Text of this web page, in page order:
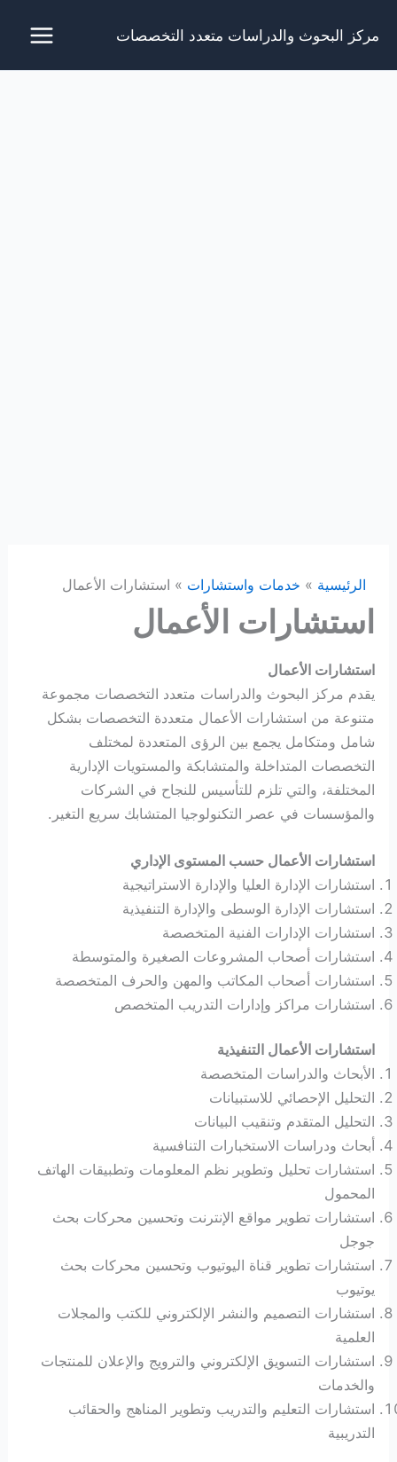
مركز البحوث والدراسات متعدد التخصصات
الرئيسية خدمات واستشارات استشارات الأعمال
استشارات الأعمال
استشارات الأعمال
يقدم مركز البحوث والدراسات متعدد التخصصات مجموعة
متنوعة من استشارات الأعمال متعددة التخصصات بشكل
شامل ومتكامل يجمع بين الرؤى المتعددة لمختلف
التخصصات المتداخلة والمتشابكة والمستويات الإدارية
المختلفة، والتي تلزم للتأسيس للنجاح في الشركات
والمؤسسات في عصر التكنولوجيا المتشابك سريع التغير.
استشارات الأعمال حسب المستوى الإداري
استشارات الإدارة العليا والإدارة الاستراتيجية
استشارات الإدارة الوسطى والإدارة التنفيذية
استشارات الإدارات الفنية المتخصصة
استشارات أصحاب المشروعات الصغيرة والمتوسطة
استشارات أصحاب المكاتب والمهن والحرف المتخصصة
استشارات مراكز وإدارات التدريب المتخصص
استشارات الأعمال التنفيذية
الأبحاث والدراسات المتخصصة
التحليل الإحصائي للاستبيانات
التحليل المتقدم وتنقيب البيانات
أبحاث ودراسات الاستخبارات التنافسية
استشارات تحليل وتطوير نظم المعلومات وتطبيقات الهاتف
المحمول
استشارات تطوير مواقع الإنترنت وتحسين محركات بحث
جوجل
استشارات تطوير قناة اليوتيوب وتحسين محركات بحث
يوتيوب
استشارات التصميم والنشر الإلكتروني للكتب والمجلات
العلمية
استشارات التسويق الإلكتروني والترويج والإعلان للمنتجات
والخدمات
استشارات التعليم والتدريب وتطوير المناهج والحقائب
التدريبية